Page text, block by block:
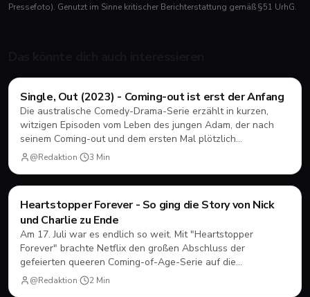
Pressefoto). Genutzt im Sinne kritischer Berichterstattung gemäß §51 UrhG.
Filme & Serien
Single, Out (2023) - Coming-out ist erst der Anfang
Die australische Comedy-Drama-Serie erzählt in kurzen,
witzigen Episoden vom Leben des jungen Adam, der nach
seinem Coming-out und dem ersten Mal plötzlich
herausfinden muss, wie Dating, Freundschaft und Familie
unter neuen Vorzeichen funktionieren.
@Redaktion· 3 Min
Filme & Serien
Heartstopper Forever - So ging die Story von Nick
und Charlie zu Ende
Am 17. Juli war es endlich so weit. Mit "Heartstopper
Forever" brachte Netflix den großen Abschluss der
gefeierten queeren Coming-of-Age-Serie auf die
Bildschirme. Statt einer vierten Staffel gab es diesmal einen
abendfüllenden Spielfilm. Wir blicken zurück, wie sich Nick
@Redaktion· 2 Min